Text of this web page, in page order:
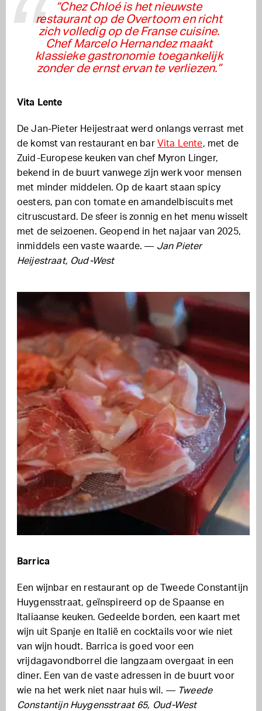
“Chez Chloé is het nieuwste
restaurant op de Overtoom en richt
zich volledig op de Franse cuisine.
Chef Marcelo Hernandez maakt
klassieke gastronomie toegankelijk
zonder de ernst ervan te verliezen.”
Vita Lente
De Jan-Pieter Heijestraat werd onlangs verrast met
de komst van restaurant en bar Vita Lente, met de
Zuid-Europese keuken van chef Myron Linger,
bekend in de buurt vanwege zijn werk voor mensen
met minder middelen. Op de kaart staan spicy
oesters, pan con tomate en amandelbiscuits met
citruscustard. De sfeer is zonnig en het menu wisselt
met de seizoenen. Geopend in het najaar van 2025,
inmiddels een vaste waarde. — Jan Pieter
Heijestraat, Oud-West
Barrica
Een wijnbar en restaurant op de Tweede Constantijn
Huygensstraat, geïnspireerd op de Spaanse en
Italiaanse keuken. Gedeelde borden, een kaart met
wijn uit Spanje en Italië en cocktails voor wie niet
van wijn houdt. Barrica is goed voor een
vrijdagavondborrel die langzaam overgaat in een
diner. Een van de vaste adressen in de buurt voor
wie na het werk niet naar huis wil. — Tweede
Constantijn Huygensstraat 65, Oud-West